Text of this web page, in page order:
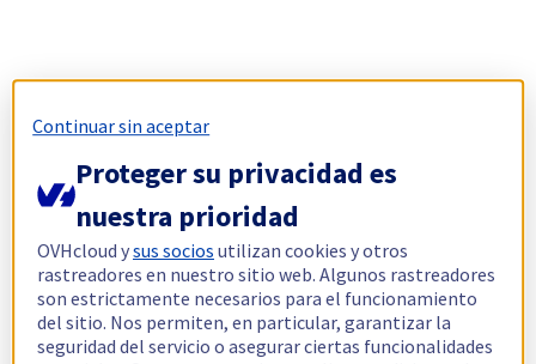
Continuar sin aceptar
Proteger su privacidad es
nuestra prioridad
OVHcloud ysus socios utilizan cookies y otros
rastreadores en nuestro sitio web. Algunos rastreadores
son estrictamente necesarios para el funcionamiento
del sitio. Nos permiten, en particular, garantizar la
seguridad del servicio o asegurar ciertas funcionalidades